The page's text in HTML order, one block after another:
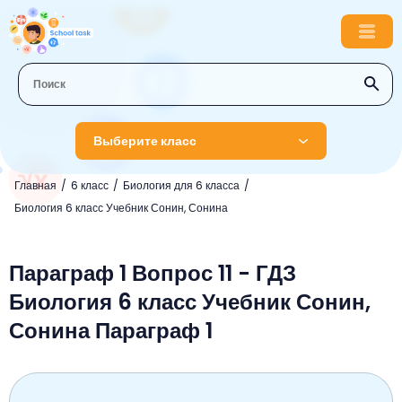
Выберите класс
Главная 6 класс
Биология для 6 класса
Биология 6 класс Учебник Сонин, Сонина
1 класс
Русский язык
Литературное чтение
Окружающий мир
Математика
Математика
Английский язык
Информатика
Литературное чтение
3 класс
Музыка
Окружающий мир
4 класс
Английский язык
5 класс
Параграф 1 Вопрос 11 - ГДЗ
Биология 6 класс Учебник Сонин,
Сонина Параграф 1